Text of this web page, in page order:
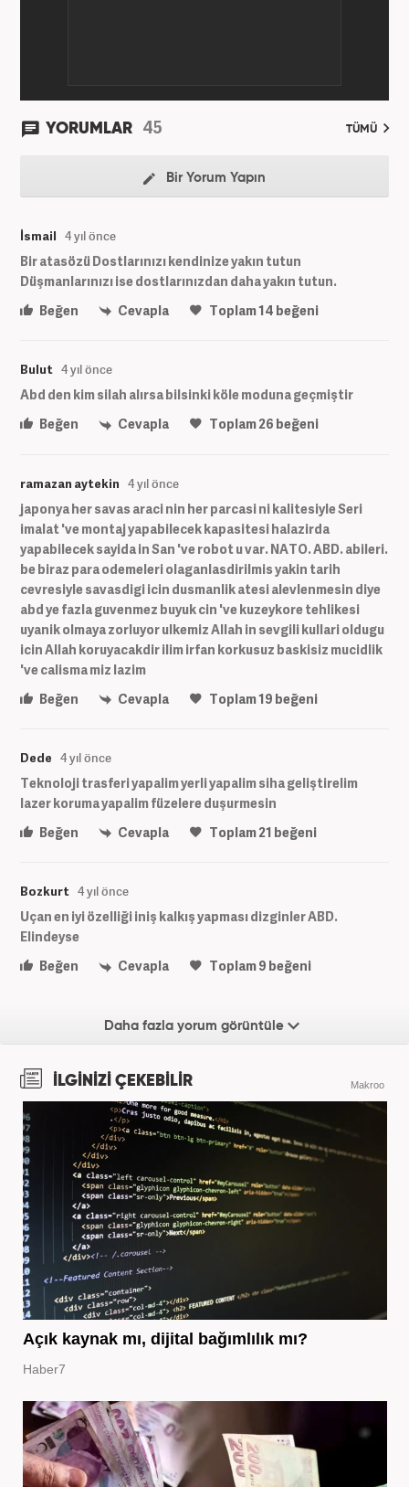
YORUMLAR 45 TÜMÜ
Bir Yorum Yapın
İsmail 4 yıl önce
Bir atasözü Dostlarınızı kendinize yakın tutun
Düşmanlarınızı ise dostlarınızdan daha yakın tutun.
Beğen
Cevapla Toplam14 beğeni
Bulut 4 yıl önce
Abd den kim silah alırsa bilsinki köle moduna geçmiştir
Beğen
Cevapla Toplam26 beğeni
ramazan aytekin 4 yıl önce
japonya her savas araci nin her parcasi ni kalitesiyle Seri
imalat 've montaj yapabilecek kapasitesi halazirda
yapabilecek sayida in San 've robot u var. NATO. ABD. abileri.
be biraz para odemeleri olaganlasdirilmis yakin tarih
cevresiyle savasdigi icin dusmanlik atesi alevlenmesin diye
abd ye fazla guvenmez buyuk cin 've kuzeykore tehlikesi
uyanik olmaya zorluyor ulkemiz Allah in sevgili kullari oldugu
icin Allah koruyacakdir ilim irfan korkusuz baskisiz mucidlik
've calisma miz lazim
Beğen
Cevapla Toplam19 beğeni
Dede 4 yıl önce
Teknoloji trasferi yapalim yerli yapalim siha geliştirelim
lazer koruma yapalim füzelere duşurmesin
Beğen
Cevapla Toplam21 beğeni
Bozkurt 4 yıl önce
Uçan en iyi özelliği iniş kalkış yapması dizginler ABD.
Elindeyse
Beğen
Cevapla Toplam9 beğeni
Daha fazla yorum görüntüle
İLGİNİZİ ÇEKEBİLİR Makroo
Açık kaynak mı, dijital bağımlılık mı?
Haber7